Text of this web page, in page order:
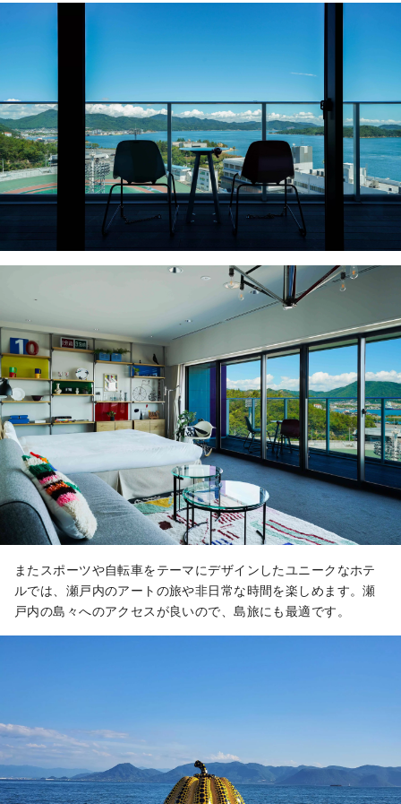
またスポーツや自転車をテーマにデザインしたユニークなホテ
ルでは、瀬戸内のアートの旅や非日常な時間を楽しめます。瀬
戸内の島々へのアクセスが良いので、島旅にも最適です。